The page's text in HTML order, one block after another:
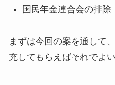
国民年金連合会の排除
まずは今回の案を通して
充してもらえばそれでよ